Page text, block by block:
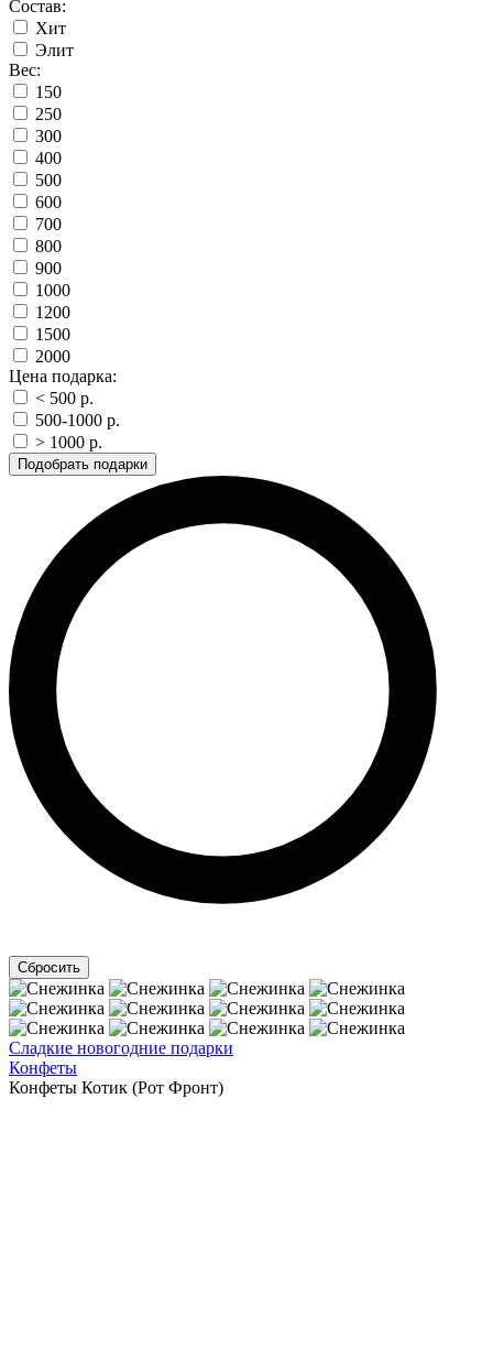
Состав:
Хит
Элит
Вес:
150
250
300
400
500
600
700
800
900
1000
1200
1500
2000
Цена подарка:
< 500 p.
500-1000 p.
> 1000 p.
Сладкие новогодние подарки
Конфеты
Конфеты Котик (Рот Фронт)